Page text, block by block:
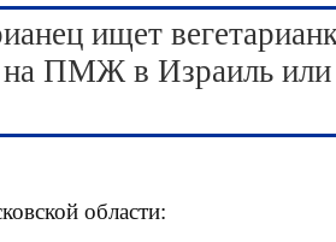
ищет
на ПМЖ в Израиль
области: